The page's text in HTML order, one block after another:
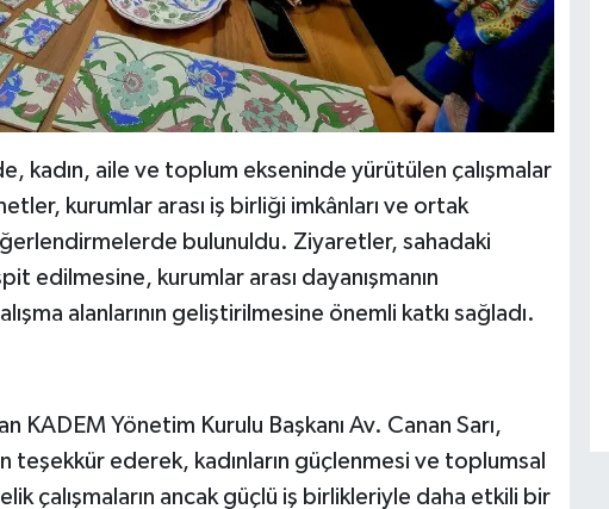
kadın, aile ve toplum ekseninde yürütülen çalışmalar
kurumlar arası iş birliği imkânları ve ortak
bulunuldu. Ziyaretler, sahadaki
edilmesine, kurumlar arası dayanışmanın
alanlarının geliştirilmesine önemli katkı sağladı.
KADEM Yönetim Kurulu Başkanı Av. Canan Sarı,
ederek, kadınların güçlenmesi ve toplumsal
çalışmaların ancak güçlü iş birlikleriyle daha etkili bir